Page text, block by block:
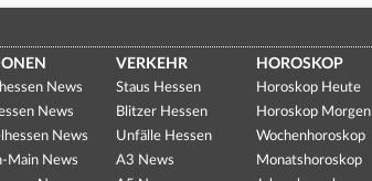
News
News
News
Main News
VERKEHR
Staus Hessen
Blitzer Hessen
Unfälle Hessen
A3 News
HOROSKOP
Horoskop Heute
Horoskop Morgen
Wochenhoroskop
Monatshoroskop